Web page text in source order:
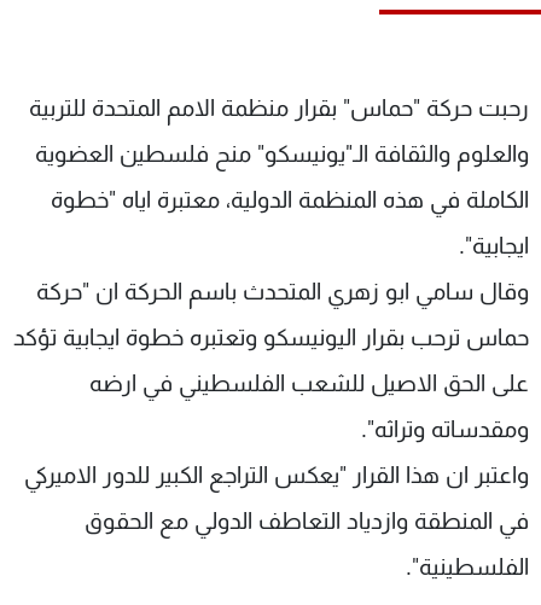
رحبت حركة "حماس" بقرار منظمة الامم المتحدة للتربية
والعلوم والثقافة الـ"يونيسكو" منح فلسطين العضوية
الكاملة في هذه المنظمة الدولية، معتبرة اياه "خطوة
ايجابية".
وقال سامي ابو زهري المتحدث باسم الحركة ان "حركة
حماس ترحب بقرار اليونيسكو وتعتبره خطوة ايجابية تؤكد
على الحق الاصيل للشعب الفلسطيني في ارضه
ومقدساته وتراثه".
واعتبر ان هذا القرار "يعكس التراجع الكبير للدور الاميركي
في المنطقة وازدياد التعاطف الدولي مع الحقوق
الفلسطينية".
الإنـتـاج
لاعلاناتكم
تواصل معنا
شروط الإسـتخدام
سياسة الخصوصية